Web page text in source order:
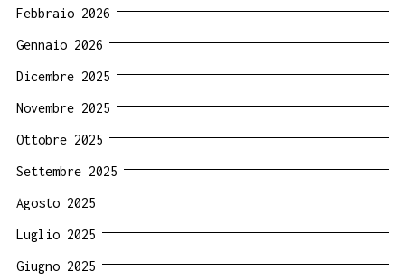
Febbraio 2026
Gennaio 2026
Dicembre 2025
Novembre 2025
Ottobre 2025
Settembre 2025
Agosto 2025
Luglio 2025
Giugno 2025